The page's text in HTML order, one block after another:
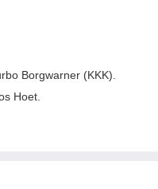
Borgwarner (KKK).
Hoet.